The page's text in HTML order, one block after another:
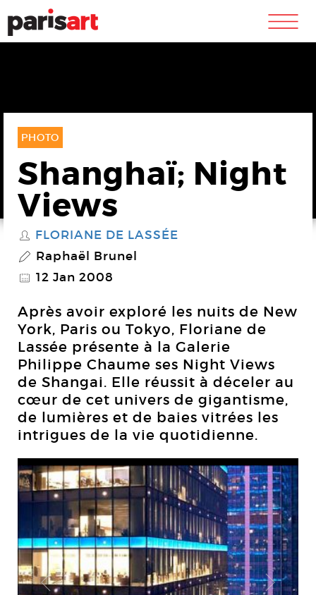
m
PHOTO
Shanghaï; Night
Views
S FLORIANE DE LASSÉE
P Raphaël Brunel
@ 12 Jan 2008
Après avoir exploré les nuits de New
York, Paris ou Tokyo, Floriane de
Lassée présente à la Galerie
Philippe Chaume ses Night Views
de Shangai. Elle réussit à déceler au
cœur de cet univers de gigantisme,
de lumières et de baies vitrées les
intrigues de la vie quotidienne.